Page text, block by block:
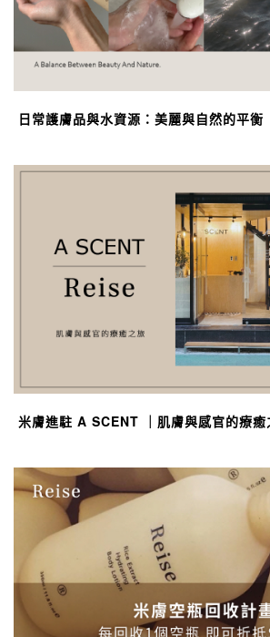
日常護膚品與水資源：美麗與自然的平衡
米膚進駐 A SCENT ｜肌膚與感官的療癒